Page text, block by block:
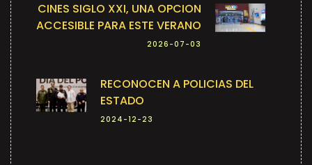
CINES SIGLO XXI, UNA OPCION
ACCESIBLE PARA ESTE VERANO
2026-07-03
RECONOCEN A POLICIAS DEL
ESTADO
2024-12-23